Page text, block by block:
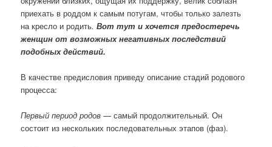
приехать в роддом к самым потугам, чтобы только залезть
на кресло и родить. Вот тут и хочется предостеречь
женщин от возможных негативных последствий
подобных действий.
В качестве предисловия приведу описание стадий родового
процесса:
Первый период родов— самый продолжительный. Он
состоит из нескольких последовательных этапов (фаз).